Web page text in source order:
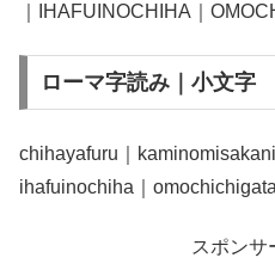
｜IHAFUINOCHIHA｜
ローマ字読み｜小文字
chihayafuru｜
ihafuinochiha｜
スポンサ